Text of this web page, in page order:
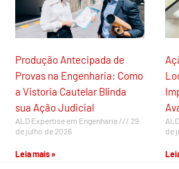
Produção Antecipada de
Provas na Engenharia: Como
a Vistoria Cautelar Blinda
sua Ação Judicial
ALD Expertise em Engenharia
29
de julho de 2026
Leia mais »
de